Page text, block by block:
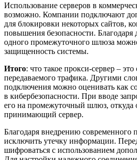
Использование серверов в
возможно. Компании подключают
для блокировки некоторых сайтов,
повышения безопасности. Благодаря
одного промежуточного шлюза
защищенность системы.
Итого: что такое прокси-сервер –
передаваемого трафика. Другими
подключения можно оценивать как
в кибербезопасности. При вводе
его на промежуточный шлюз, откуда
принимающий сервер.
Благодаря внедрению современного
исключить утечку информации.
шифроваться с использованием